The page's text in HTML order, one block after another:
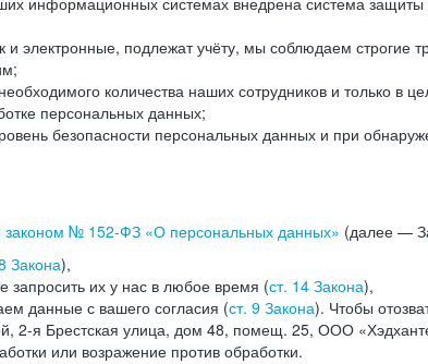
электронные, подлежат учёту, мы соблюдаем строгие
количества наших сотрудников и только в
персональных данных;
безопасности персональных данных и при
№ 152-ФЗ «О персональных данных» (далее —
Закона),
их у нас в любое время (ст. 14 Закона),
данные с вашего согласия (ст. 9 Закона). Чтобы
2-я Брестская улица, дом 48, помещ. 25, ООО
или возражение против обработки.